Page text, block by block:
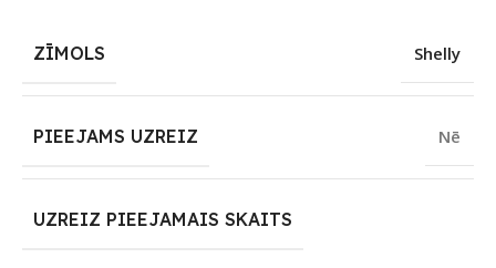
ZĪMOLS Shelly
PIEEJAMS UZREIZ Nē
UZREIZ PIEEJAMAIS SKAITS